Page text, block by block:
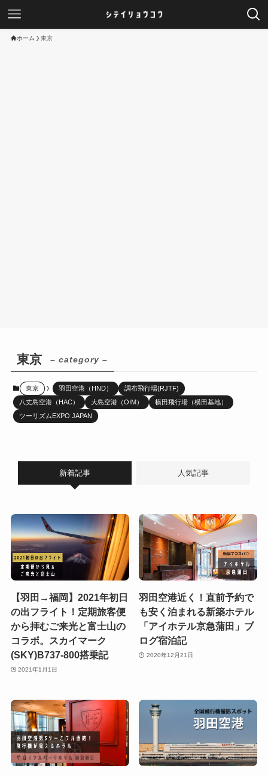
ホーム 東京
東京 – category –
東京 羽田空港（HND）
調布飛行場(RJTF)
八丈島空港（HAC）
大島空港（OIM）
横田飛行場（横田基地）
ツーリズムEXPO JAPAN
新着記事 人気記事
【羽田→福岡】2021年初日
の出フライト！定期旅客便
から拝むご来光と富士山の
コラボ。スカイマーク
(SKY)B737-800搭乗記
2021年1月1日
羽田空港近く！直前予約で
も安く泊まれる新築ホテル
「アイホテル京急蒲田」ブ
ログ宿泊記
2020年12月21日